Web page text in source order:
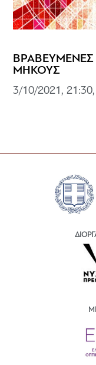
ΒΡΑΒΕΥΜΕΝΕΣ
ΜΗΚΟΥΣ
3/10/2021,